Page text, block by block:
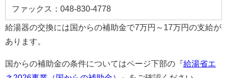
ファックス：048-830-4778
給湯器の交換には国からの補助金で7万円～17万円の支給が
あります。
国からの補助金の条件についてはページ下部の『給湯省エ